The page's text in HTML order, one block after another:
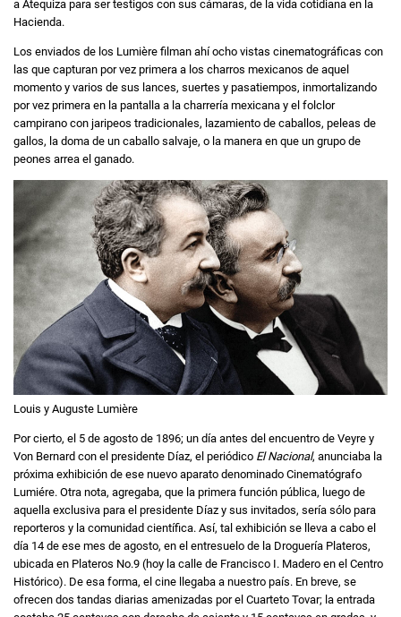
a Atequiza para ser testigos con sus cámaras, de la vida cotidiana en la
Hacienda.
Los enviados de los Lumière filman ahí ocho vistas cinematográficas con
las que capturan por vez primera a los charros mexicanos de aquel
momento y varios de sus lances, suertes y pasatiempos, inmortalizando
por vez primera en la pantalla a la charrería mexicana y el folclor
campirano con jaripeos tradicionales, lazamiento de caballos, peleas de
gallos, la doma de un caballo salvaje, o la manera en que un grupo de
peones arrea el ganado.
Louis y Auguste Lumière
Por cierto, el 5 de agosto de 1896; un día antes del encuentro de Veyre y
Von Bernard con el presidente Díaz, el periódico El Nacional, anunciaba la
próxima exhibición de ese nuevo aparato denominado Cinematógrafo
Lumiére. Otra nota, agregaba, que la primera función pública, luego de
aquella exclusiva para el presidente Díaz y sus invitados, sería sólo para
reporteros y la comunidad científica. Así, tal exhibición se lleva a cabo el
día 14 de ese mes de agosto, en el entresuelo de la Droguería Plateros,
ubicada en Plateros No.9 (hoy la calle de Francisco I. Madero en el Centro
Histórico). De esa forma, el cine llegaba a nuestro país. En breve, se
ofrecen dos tandas diarias amenizadas por el Cuarteto Tovar; la entrada